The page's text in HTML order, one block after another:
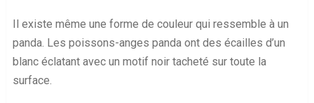
Il existe même une forme de couleur qui ressemble à un
panda. Les poissons-anges panda ont des écailles d’un
blanc éclatant avec un motif noir tacheté sur toute la
surface.